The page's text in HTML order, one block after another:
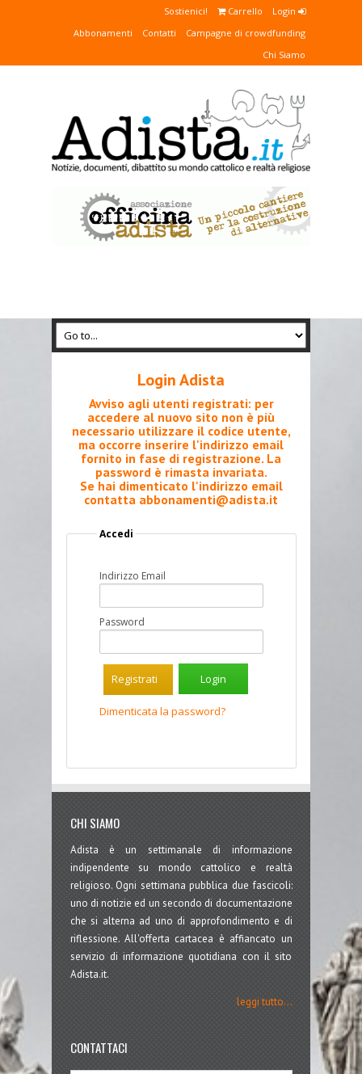
Login
Carrello
Sostienici!
Campagne di crowdfunding
Contatti
Abbonamenti
Chi Siamo
Login Adista
Avviso agli utenti registrati: per
accedere al nuovo sito non è più
necessario utilizzare il codice utente,
ma occorre inserire l'indirizzo email
fornito in fase di registrazione. La
password è rimasta invariata.
Se hai dimenticato l'indirizzo email
contatta abbonamenti@adista.it
Accedi
Indirizzo Email
Password
Registrati
Dimenticata la password?
CHI SIAMO
Adista è un settimanale di informazione
indipendente su mondo cattolico e realtà
religioso. Ogni settimana pubblica due fascicoli:
uno di notizie ed un secondo di documentazione
che si alterna ad uno di approfondimento e di
riflessione. All'offerta cartacea è affiancato un
servizio di informazione quotidiana con il sito
Adista.it.
leggi tutto...
CONTATTACI